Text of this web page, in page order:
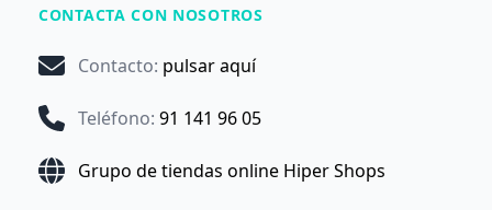
CONTACTA CON NOSOTROS
Contacto: pulsar aquí
Teléfono: 91 141 96 05
Grupo de tiendas online Hiper Shops